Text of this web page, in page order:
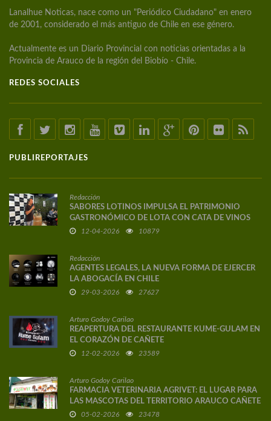
Lanalhue Noticas, nace como un "Periódico Ciudadano" en enero
de 2001, considerado el más antiguo de Chile en ese género.
Actualmente es un Diario Provincial con noticias orientadas a la
Provincia de Arauco de la región del Biobío - Chile.
REDES SOCIALES
PUBLIREPORTAJES
Redacción
SABORES LOTINOS IMPULSA EL PATRIMONIO
GASTRONÓMICO DE LOTA CON CATA DE VINOS
DE AUTOR
12-04-2026 10879
Redacción
AGENTES LEGALES, LA NUEVA FORMA DE EJERCER
LA ABOGACÍA EN CHILE
29-03-2026 27627
Arturo Godoy Carilao
REAPERTURA DEL RESTAURANTE KUME-GULAM EN
EL CORAZÓN DE CAÑETE
12-02-2026 23589
Arturo Godoy Carilao
FARMACIA VETERINARIA AGRIVET: EL LUGAR PARA
LAS MASCOTAS DEL TERRITORIO ARAUCO CAÑETE
05-02-2026 23478